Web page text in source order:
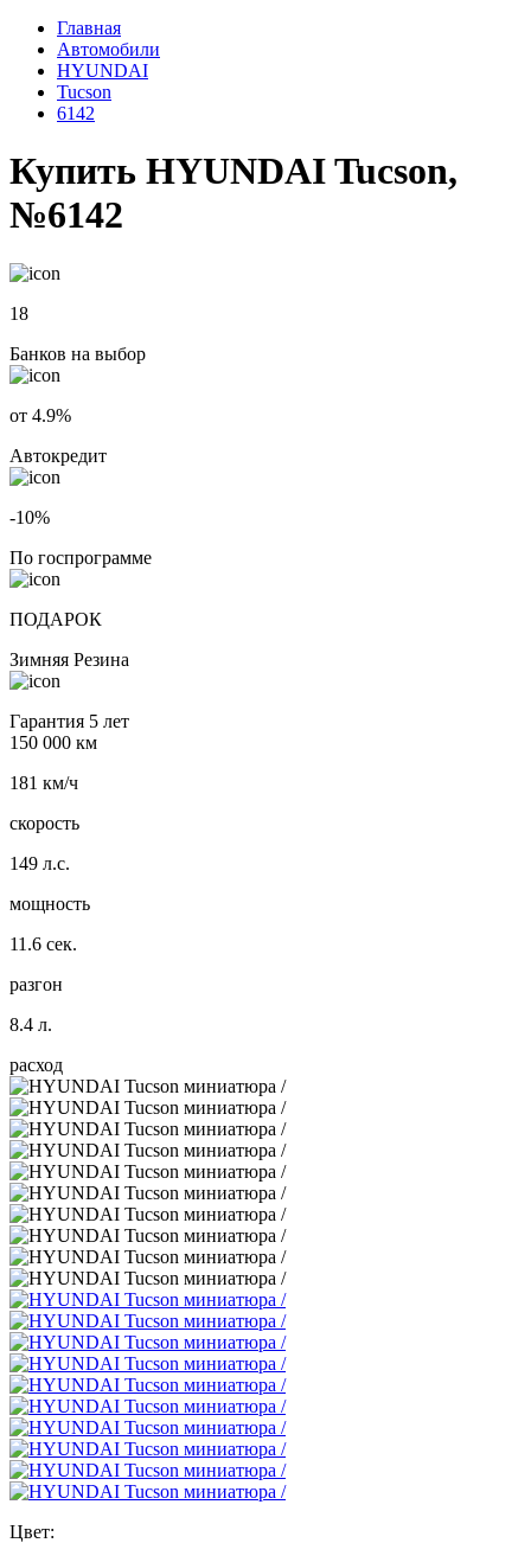
Главная
Автомобили
HYUNDAI
Tucson
6142
Купить HYUNDAI Tucson,
№6142
18
Банков на выбор
от 4.9%
Автокредит
-10%
По госпрограмме
ПОДАРОК
Зимняя Резина
Гарантия 5 лет
150 000 км
181 км/ч
скорость
149 л.с.
мощность
11.6 сек.
разгон
8.4 л.
расход
Цвет: